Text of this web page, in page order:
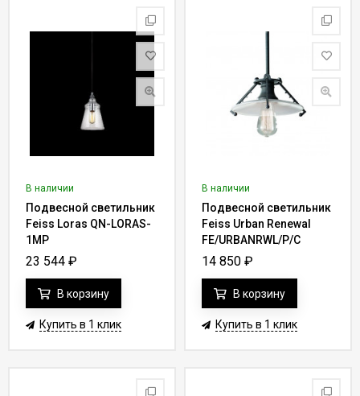
В наличии
Подвесной светильник
Feiss Loras QN-LORAS-
1MP
23 544 ₽
В корзину
Купить в 1 клик
В наличии
Подвесной светильник
Feiss Urban Renewal
FE/URBANRWL/P/C
14 850 ₽
В корзину
Купить в 1 клик